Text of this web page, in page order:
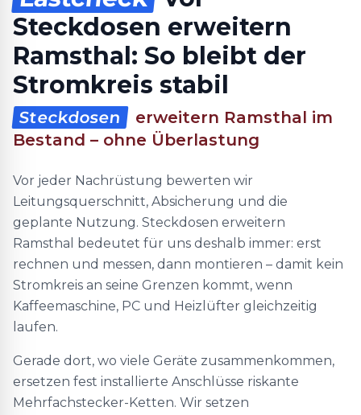
Steckdosen erweitern
Ramsthal: So bleibt der
Stromkreis stabil
Steckdosen
erweitern Ramsthal im
Bestand – ohne Überlastung
Vor jeder Nachrüstung bewerten wir
Leitungsquerschnitt, Absicherung und die
geplante Nutzung. Steckdosen erweitern
Ramsthal bedeutet für uns deshalb immer: erst
rechnen und messen, dann montieren – damit kein
Stromkreis an seine Grenzen kommt, wenn
Kaffeemaschine, PC und Heizlüfter gleichzeitig
laufen.
Gerade dort, wo viele Geräte zusammenkommen,
ersetzen fest installierte Anschlüsse riskante
Mehrfachstecker-Ketten. Wir setzen